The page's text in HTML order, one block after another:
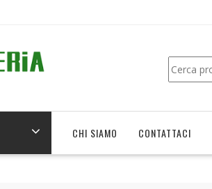
Cerca
CHI SIAMO CONTATTACI